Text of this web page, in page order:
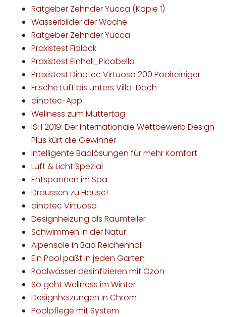
Ratgeber Zehnder Yucca (Kopie 1)
Wasserbilder der Woche
Ratgeber Zehnder Yucca
Praxistest Fidlock
Praxistest Einhell_Picobella
Praxistest Dinotec Virtuoso 200 Poolreiniger
Frische Luft bis unters Villa-Dach
dinotec-App
Wellness zum Muttertag
ISH 2019: Der internationale Wettbewerb Design
Plus kürt die Gewinner
Intelligente Badlösungen für mehr Komfort
Luft & Licht Spezial
Entspannen im Spa
Draussen zu Hause!
dinotec Virtuoso
Designheizung als Raumteiler
Schwimmen in der Natur
Alpensole in Bad Reichenhall
Ein Pool paßt in jeden Garten
Poolwasser desinfizieren mit Ozon
So geht Wellness im Winter
Designheizungen in Chrom
Poolpflege mit System